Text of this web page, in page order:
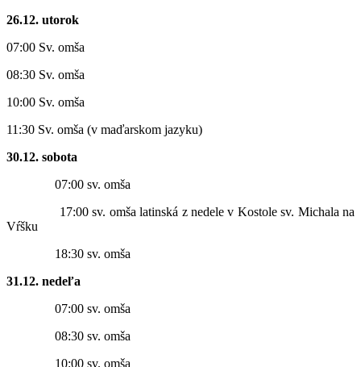
26.12. utorok
07:00 Sv. omša
08:30 Sv. omša
10:00 Sv. omša
11:30 Sv. omša (v maďarskom jazyku)
30.12. sobota
07:00 sv. omša
17:00 sv. omša latinská z nedele v Kostole sv. Michala na
Vŕšku
18:30 sv. omša
31.12. nedeľa
07:00 sv. omša
08:30 sv. omša
10:00 sv. omša